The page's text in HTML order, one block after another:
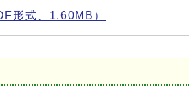
形式、1.60MB）